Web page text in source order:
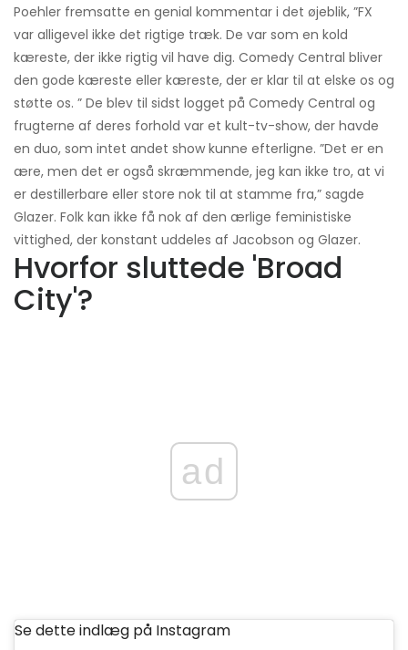
Poehler fremsatte en genial kommentar i det øjeblik, ”FX
var alligevel ikke det rigtige træk. De var som en kold
kæreste, der ikke rigtig vil have dig. Comedy Central bliver
den gode kæreste eller kæreste, der er klar til at elske os og
støtte os. ” De blev til sidst logget på Comedy Central og
frugterne af deres forhold var et kult-tv-show, der havde
en duo, som intet andet show kunne efterligne. ”Det er en
ære, men det er også skræmmende, jeg kan ikke tro, at vi
er destillerbare eller store nok til at stamme fra,” sagde
Glazer. Folk kan ikke få nok af den ærlige feministiske
vittighed, der konstant uddeles af Jacobson og Glazer.
Hvorfor sluttede 'Broad
City'?
ad
Se dette indlæg på Instagram